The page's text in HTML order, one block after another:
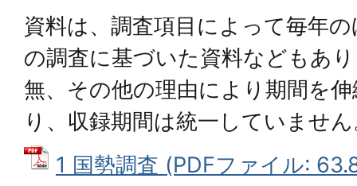
資料は、調査項目によって毎年
の調査に基づいた資料などもあ
無、その他の理由により期間を
り、収録期間は統一していませ
1 国勢調査 (PDFファイル: